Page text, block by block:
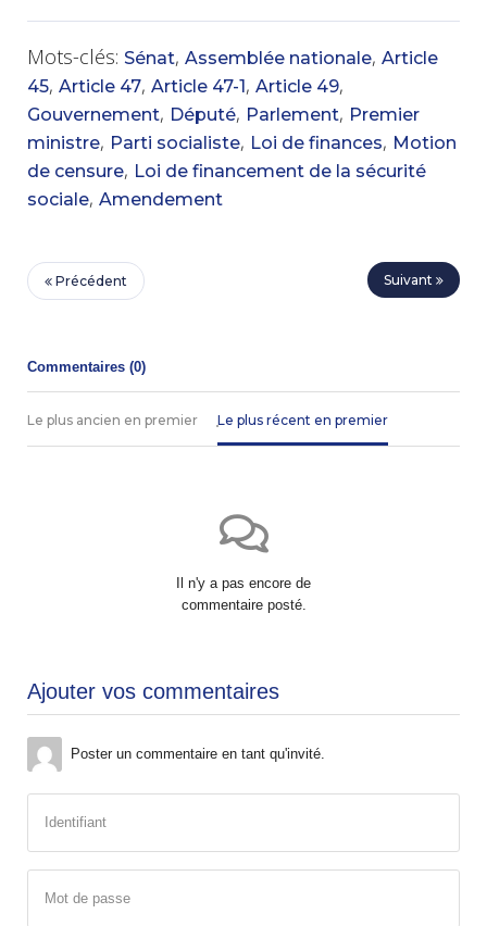
Mots-clés: Sénat, Assemblée nationale, Article
45, Article 47, Article 47-1, Article 49,
Gouvernement, Député, Parlement, Premier
ministre, Parti socialiste, Loi de finances, Motion
de censure, Loi de financement de la sécurité
sociale, Amendement
Précédent Suivant
Commentaires (0)
Le plus ancien en premier Le plus récent en premier
Il n'y a pas encore de
commentaire posté.
Ajouter vos commentaires
Poster un commentaire en tant qu'invité.
Identifiant
Mot de passe